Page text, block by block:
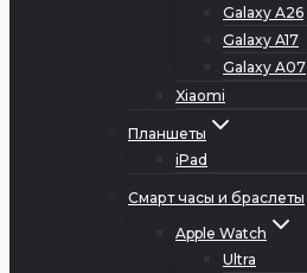
Galaxy A26
Galaxy A17
Galaxy A07
Xiaomi
Планшеты
iPad
Смарт часы и браслеты
Apple Watch
Ultra